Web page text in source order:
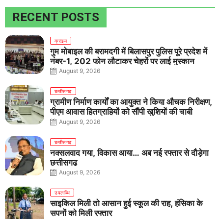
RECENT POSTS
क्राइम
गुम मोबाइल की बरामदगी में बिलासपुर पुलिस पूरे प्रदेश में
नंबर-1, 202 फोन लौटाकर चेहरों पर लाई मुस्कान
August 9, 2026
छत्तीसगढ़
ग्रामीण निर्माण कार्यों का आयुक्त ने किया औचक निरीक्षण,
पीएम आवास हितग्राहियों को सौंपी खुशियों की चाबी
August 9, 2026
छत्तीसगढ़
नक्सलवाद गया, विकास आया… अब नई रफ्तार से दौड़ेगा
छत्तीसगढ़
August 9, 2026
उपलब्धि
साइकिल मिली तो आसान हुई स्कूल की राह, हंसिका के
सपनों को मिली रफ्तार